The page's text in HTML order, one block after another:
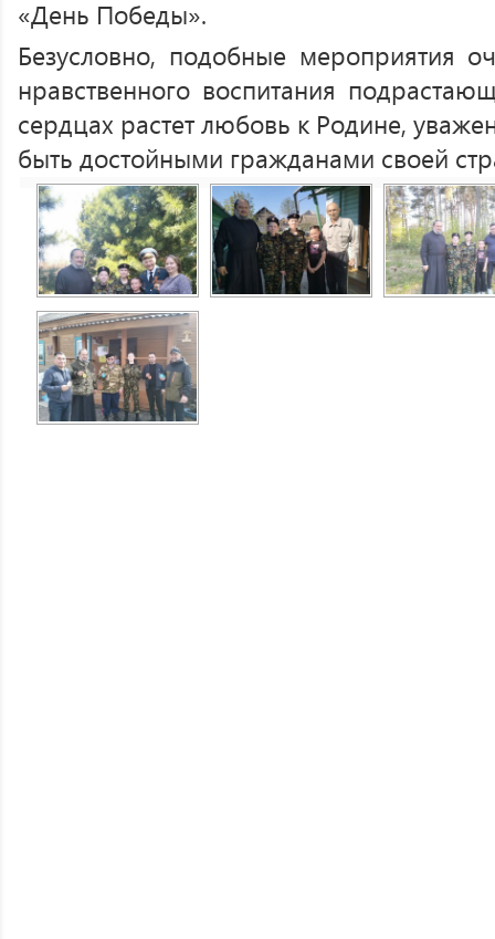
«День Победы».
Безусловно, подобные мероприятия
нравственного воспитания
сердцах растет любовь к Родине,
быть достойными гражданами своей